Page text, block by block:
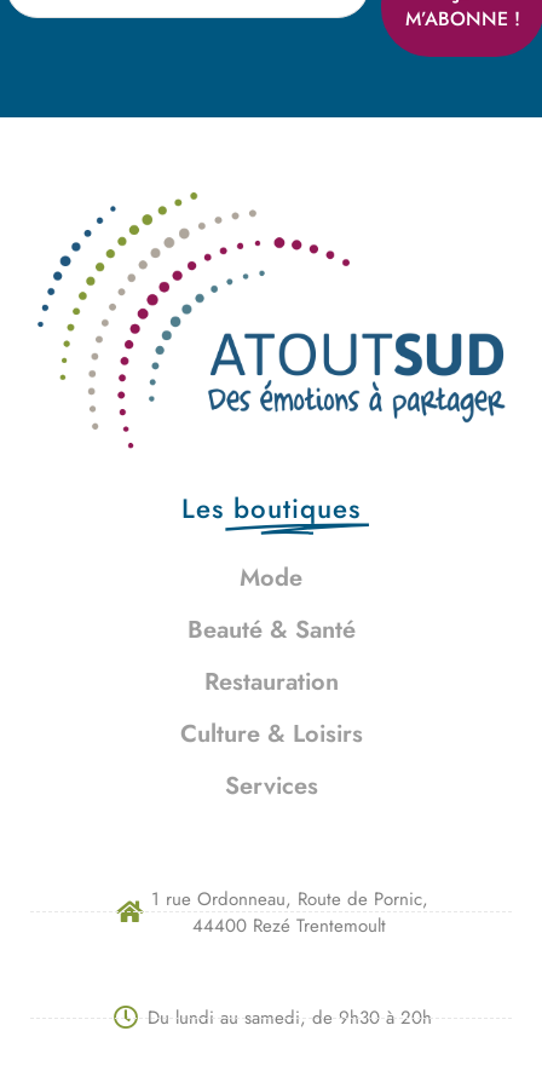
Les boutiques
Mode
Beauté & Santé
Restauration
Culture & Loisirs
Services
1 rue Ordonneau, Route de Pornic,
44400 Rezé Trentemoult
Du lundi au samedi, de 9h30 à 20h